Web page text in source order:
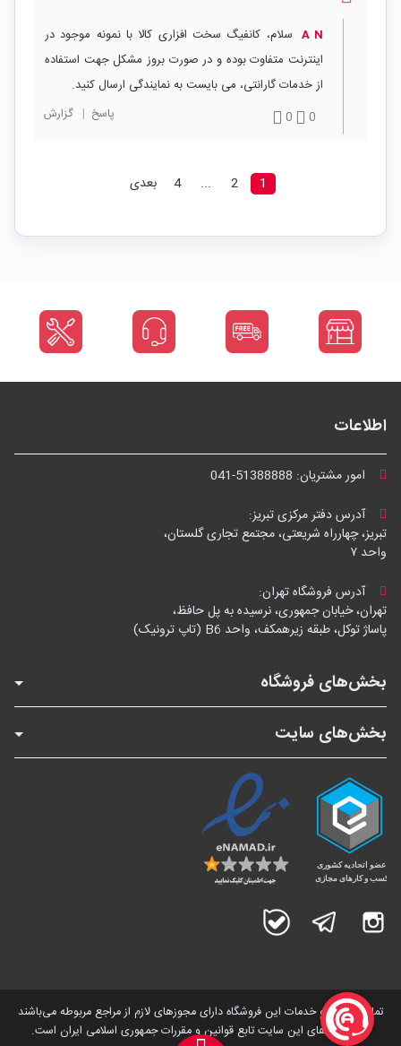
A N سلام، کانفیگ سخت افزاری کالا با نمونه موجود در
اینترنت متفاوت بوده و در صورت بروز مشکل جهت استفاده
از خدمات گارانتی، می بایست به نمایندگی ارسال کنید.
0
0 پاسخ | گزارش
1
2
...
4 بعدی
اطلاعات
امور مشتریان: 041-51388888
آدرس دفتر مرکزی تبریز:
تبریز، چهارراه شریعتی، مجتمع تجاری گلستان،
واحد ۷
آدرس فروشگاه تهران:
تهران، خیابان جمهوری، نرسیده به پل حافظ،
پاساژ توکل، طبقه زیرهمکف، واحد B6 (تاپ ترونیک)
بخش‌های فروشگاه
بخش‌های سایت
اینستاگرام تلگرام
تمامی کالاها و خدمات این فروشگاه دارای مجوز‌های لازم از مراجع مربوطه می‌باشند
و فعالیت های این سایت تابع قوانین و مقررات جمهوری اسلامی ایران است.